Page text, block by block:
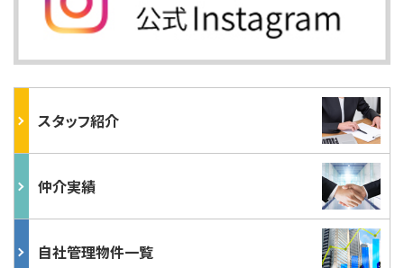
スタッフ紹介
仲介実績
自社管理物件一覧